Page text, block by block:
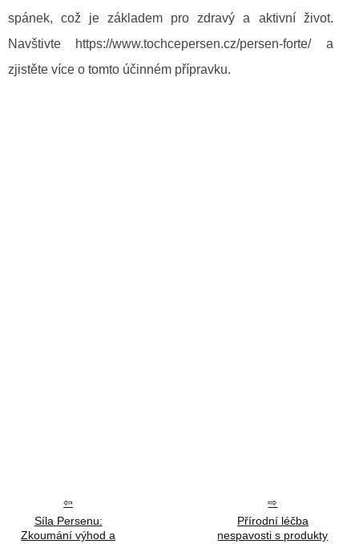
spánek, což je základem pro zdravý a aktivní život.
Navštivte https://www.tochcepersen.cz/persen-forte/ a
zjistěte více o tomto účinném přípravku.
Síla Persenu:
Zkoumání výhod a
Přírodní léčba
nespavosti s produkty